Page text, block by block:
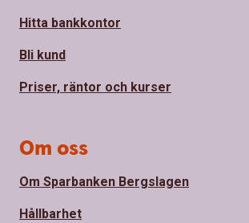
Hitta bankkontor
Bli kund
Priser, räntor och kurser
Om oss
Om Sparbanken Bergslagen
Hållbarhet